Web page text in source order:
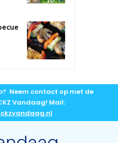
Neem contact op met de
Vandaag! Mail: